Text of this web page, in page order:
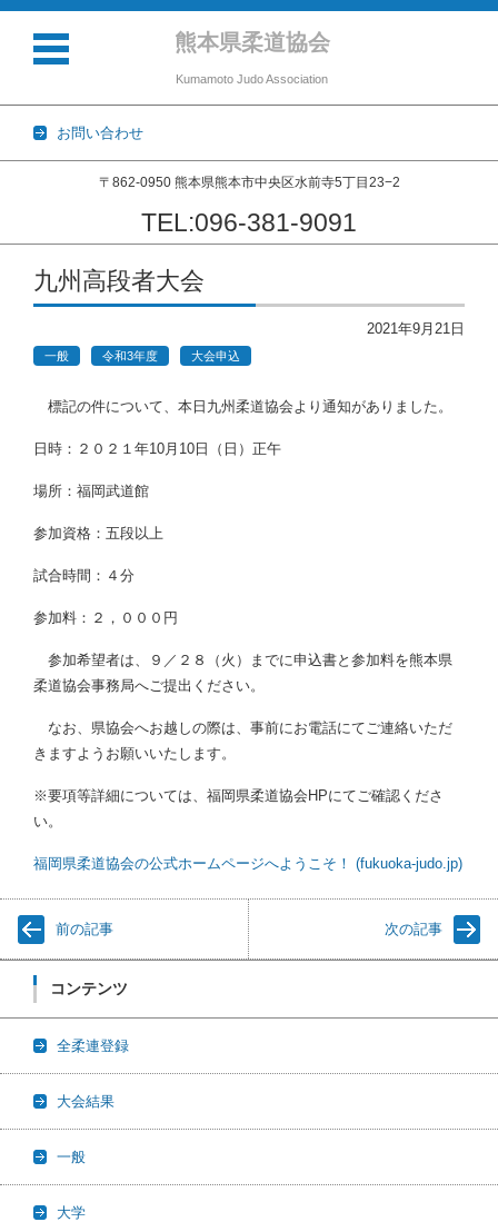
熊本県柔道協会
Kumamoto Judo Association
お問い合わせ
〒862-0950 熊本県熊本市中央区水前寺5丁目23−2
TEL:096-381-9091
コンテンツに移動
九州高段者大会
2021年9月21日
一般 令和3年度 大会申込
標記の件について、本日九州柔道協会より通知がありました。
日時：２０２１年10月10日（日）正午
場所：福岡武道館
参加資格：五段以上
試合時間：４分
参加料：２，０００円
参加希望者は、９／２８（火）までに申込書と参加料を熊本県
柔道協会事務局へご提出ください。
なお、県協会へお越しの際は、事前にお電話にてご連絡いただ
きますようお願いいたします。
※要項等詳細については、福岡県柔道協会HPにてご確認くださ
い。
福岡県柔道協会の公式ホームページへようこそ！ (fukuoka-judo.jp)
前の記事 次の記事
コンテンツ
全柔連登録
大会結果
一般
大学